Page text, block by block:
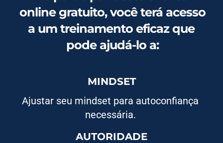
online gratuito, você terá acesso
a um treinamento eficaz que
pode ajudá-lo a:
MINDSET
Ajustar seu mindset para autoconfiança
necessária.
AUTORIDADE